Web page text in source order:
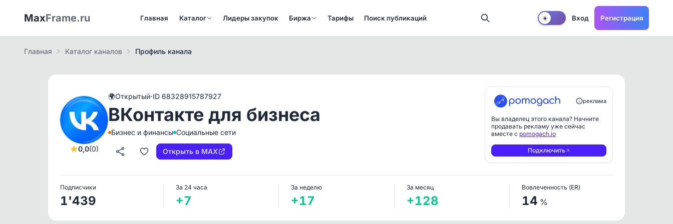
MaxFrame.ru Главная Каталог Лидеры закупок Биржа Тарифы Поиск публикаций ☀️ Вход Регистрация
Главная Каталог каналов Профиль канала
0,0(0)
🌍Открытый·ID 68328915787927
ВКонтакте для бизнеса
Бизнес и финансы Социальные сети
Открыть в MAX
реклама
Вы владелец этого канала? Начните
продавать рекламу уже сейчас
вместе с pomogach.io
Подключить
Подписчики
1'439
За 24 часа
+7
За неделю
+17
За месяц
+128
Вовлеченность (ER)
14 %